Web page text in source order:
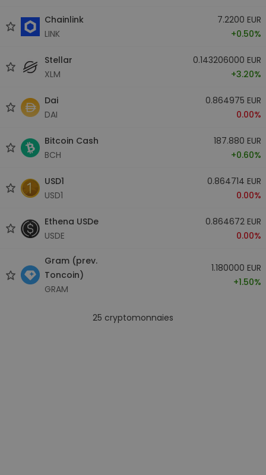
Chainlink
LINK
7.2200 EUR
+0.50%
Stellar
XLM
0.143206000 EUR
+3.20%
Dai
DAI
0.864975 EUR
0.00%
Bitcoin Cash
BCH
187.880 EUR
+0.60%
USD1
USD1
0.864714 EUR
0.00%
Ethena USDe
USDE
0.864672 EUR
0.00%
Gram (prev.
Toncoin)
GRAM
1.180000 EUR
+1.50%
25 cryptomonnaies